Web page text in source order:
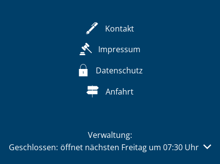
Kontakt
Impressum
Datenschutz
Anfahrt
Verwaltung:
Klicken, um weitere Öffnungs- oder Schließzeiten
Geschlossen: öffnet nächsten Freitag um 07:30 Uhr